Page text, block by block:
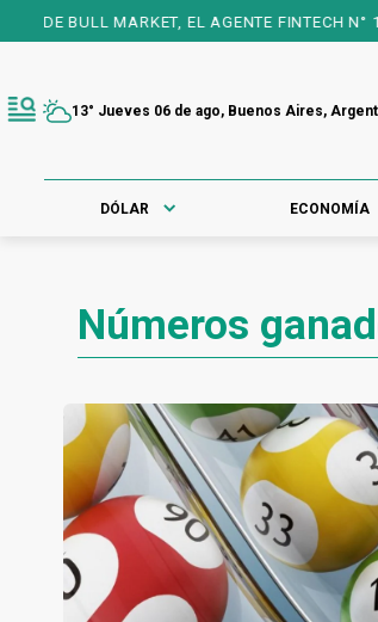
EL AGENTE FINTECH N° 1 DEL PAÍS, 25
13° Jueves 06 de ago, Buenos Aires,
DÓLAR ECONOMÍA
Números